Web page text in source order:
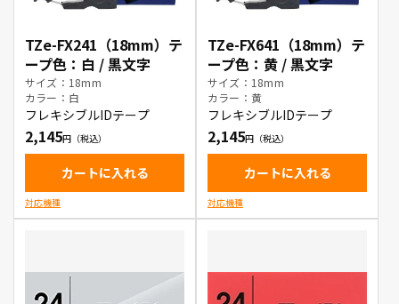
TZe-FX241（18mm）テ
ープ色：白 / 黒文字
サイズ：18mm
カラー：白
フレキシブルIDテープ
2,145
カートに入れる
対応機種
TZe-FX641（18mm）テ
ープ色：黄 / 黒文字
サイズ：18mm
カラー：黄
フレキシブルIDテープ
2,145
カートに入れる
対応機種